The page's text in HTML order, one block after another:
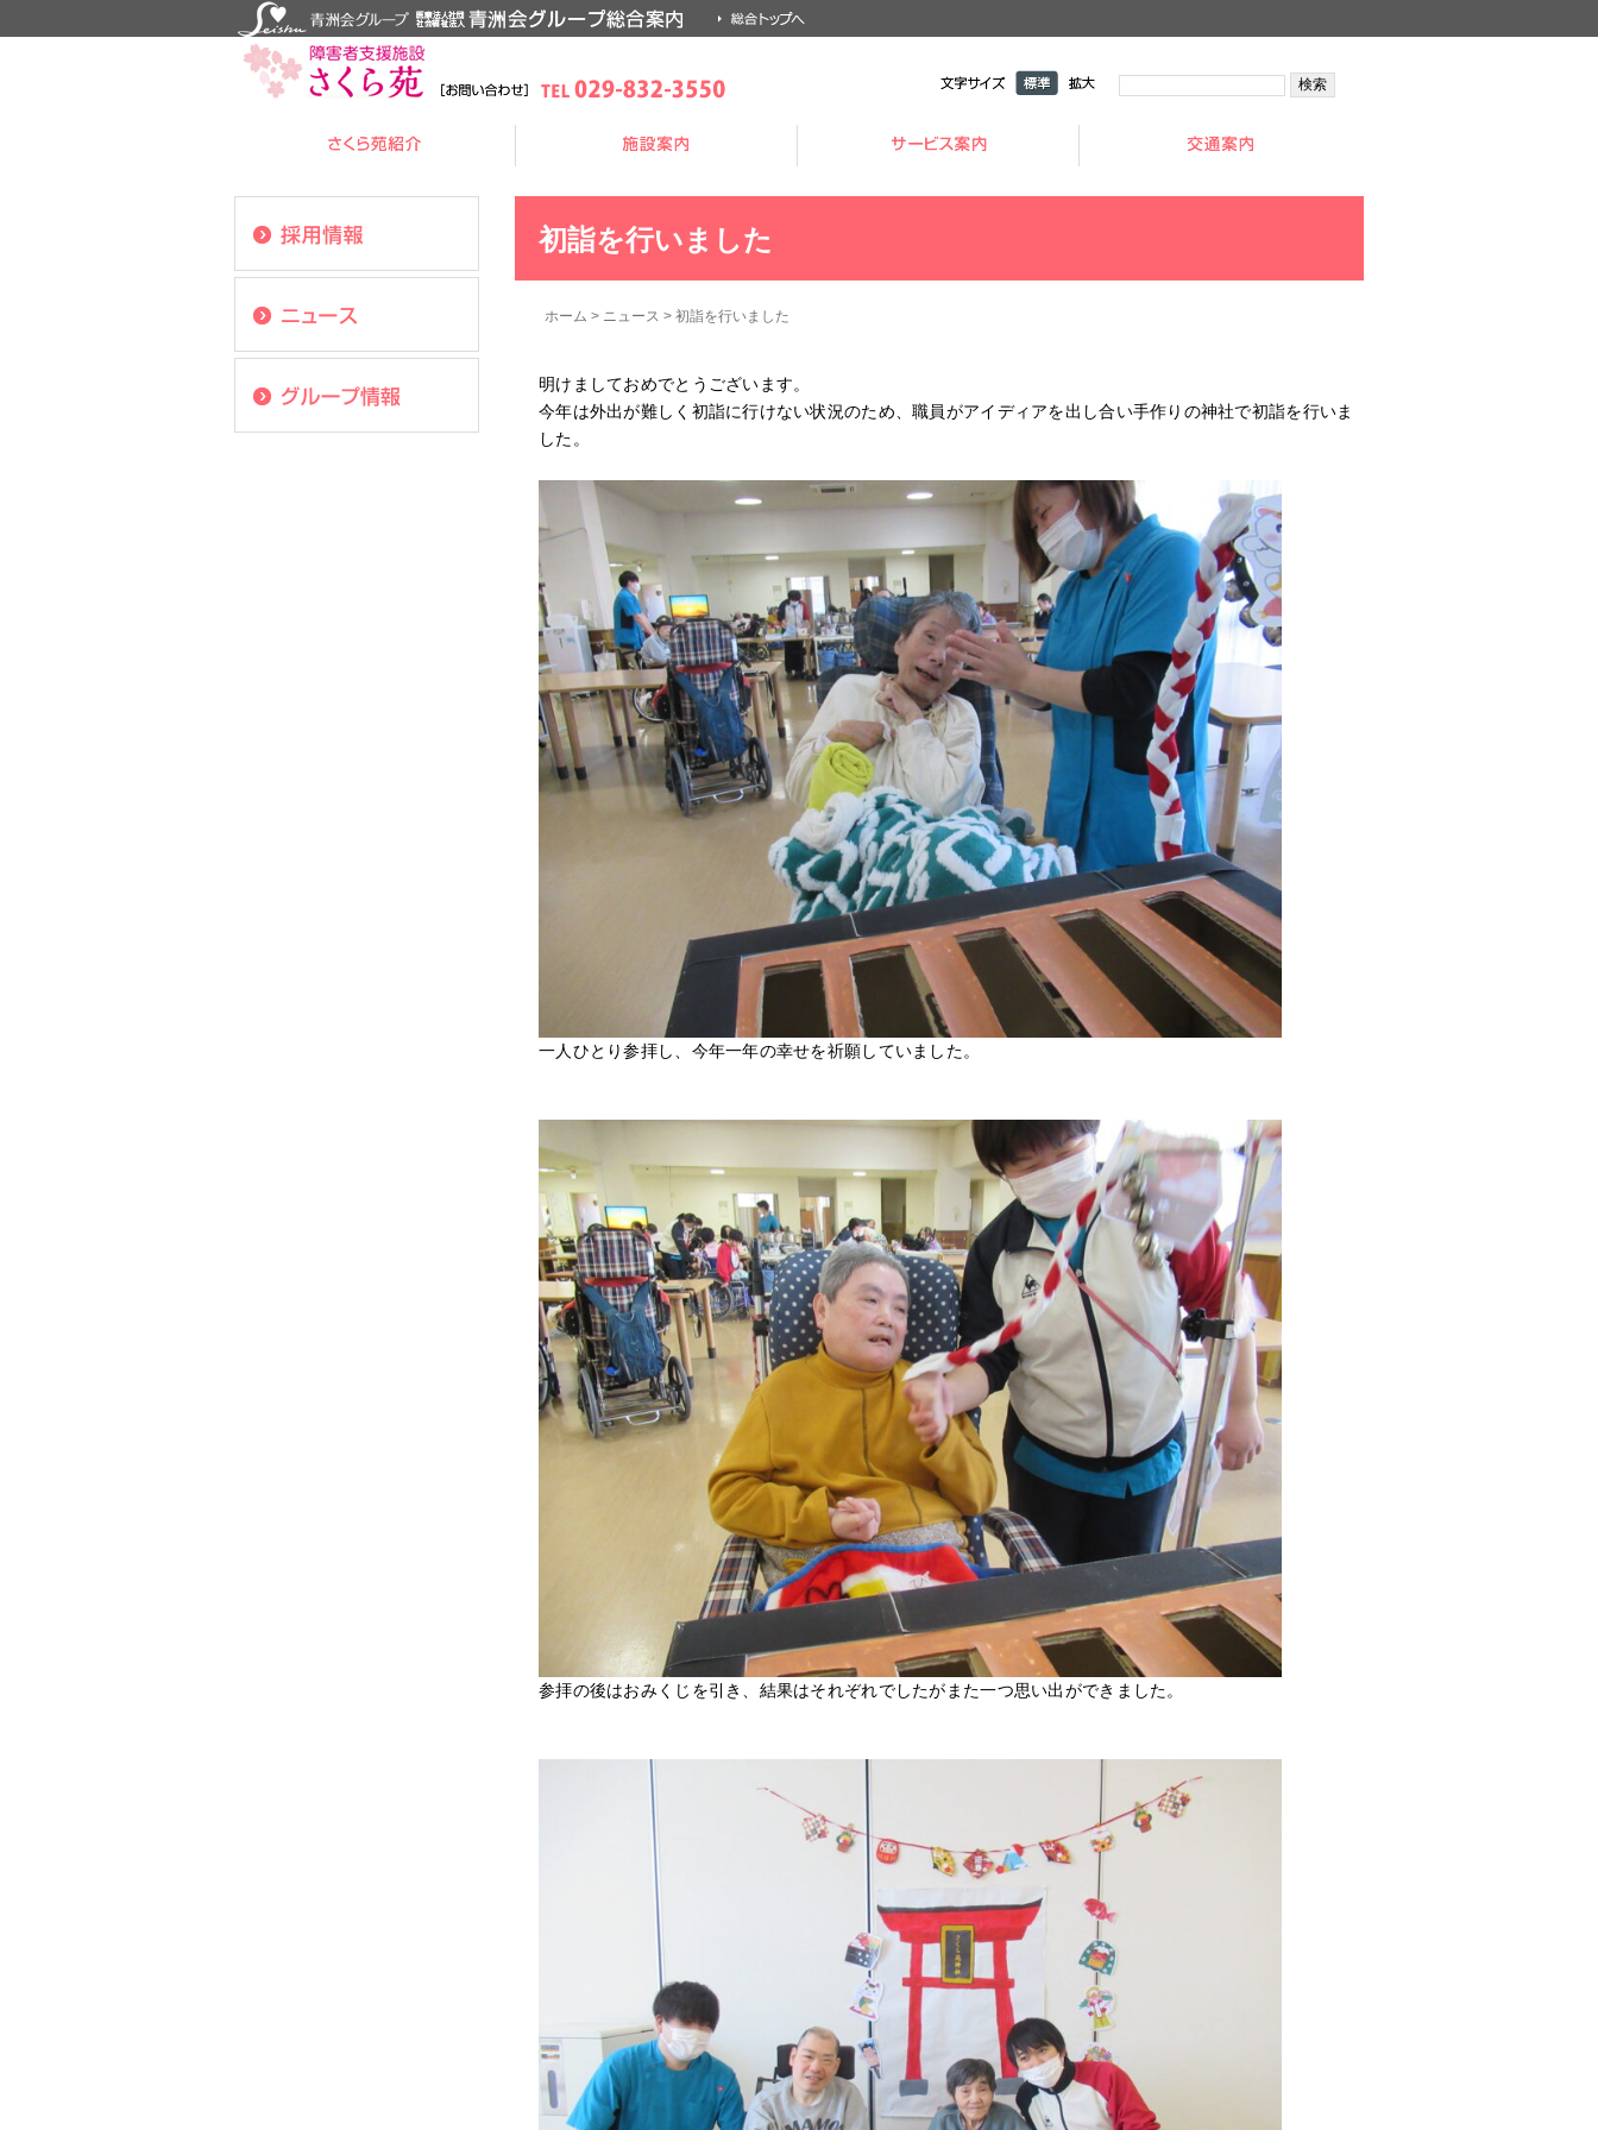
ズ
初詣を行いました
ホーム > ニュース > 初詣を行いました
明けましておめでとうございます。
今年は外出が難しく初詣に行けない状況のため、職員がアイディアを出し合い手作りの神社で初詣を行いま
した。
一人ひとり参拝し、今年一年の幸せを祈願していました。
参拝の後はおみくじを引き、結果はそれぞれでしたがまた一つ思い出ができました。